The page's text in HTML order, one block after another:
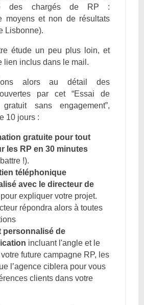
des chargés de RP :
moyens et non de résultats
Lisbonne).
étude un peu plus loin, et
lien inclus dans le mail.
alors au détail des
par cet “Essai de
gratuit sans engagement”,
10 jours :
gratuite pour tout
les RP en 30 minutes
!).
téléphonique
avec le directeur de
pour expliquer votre projet.
répondra alors à toutes
personnalisé de
incluant l'angle et le
future campagne RP, les
l’agence ciblera pour vous
clients dans votre